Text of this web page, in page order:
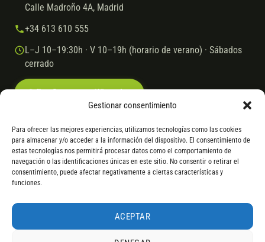
Gestionar consentimiento
Para ofrecer las mejores experiencias, utilizamos tecnologías como las cookies
para almacenar y/o acceder a la información del dispositivo. El consentimiento de
estas tecnologías nos permitirá procesar datos como el comportamiento de
navegación o las identificaciones únicas en este sitio. No consentir o retirar el
consentimiento, puede afectar negativamente a ciertas características y
funciones.
ACEPTAR
Calle Madroño 4A, Madrid
+34 613 610 555
L–J 10–19:30h · V 10–19h (horario de verano) · Sábados
cerrado
© 2026 Ebike.esAviso legal Política de cookies
VISA Mastercard Transferencia Cofidis
Gasto de apertura: 4% hasta 18 meses y 7% a 24 meses. Consulta